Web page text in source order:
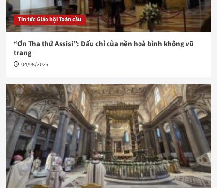
Tin tức Giáo hội Toàn cầu
“Ơn Tha thứ Assisi”: Dấu chỉ của nền hoà bình không vũ
trang
04/08/2026